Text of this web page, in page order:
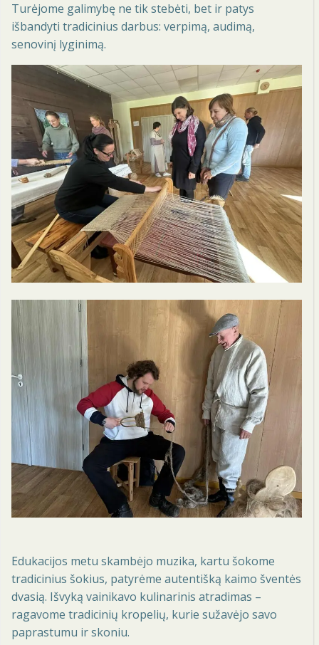
Turėjome galimybę ne tik stebėti, bet ir patys
išbandyti tradicinius darbus: verpimą, audimą,
senovinį lyginimą.
Edukacijos metu skambėjo muzika, kartu šokome
tradicinius šokius, patyrėme autentišką kaimo šventės
dvasią. Išvyką vainikavo kulinarinis atradimas –
ragavome tradicinių kropelių, kurie sužavėjo savo
paprastumu ir skoniu.